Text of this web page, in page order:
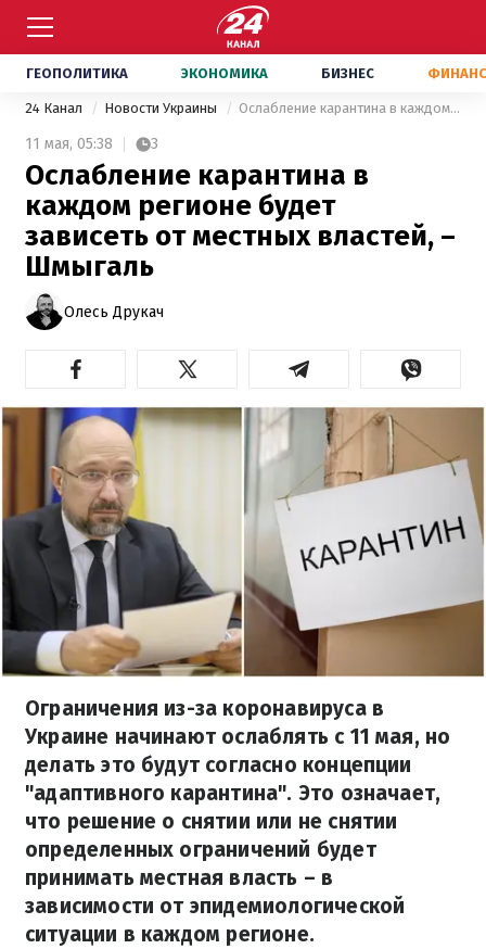
ГЕОПОЛИТИКА ЭКОНОМИКА БИЗНЕС
24 Канал Новости Украины Ослабление карантина в каждом регионе будет зависеть от местных властей, – Шмыгаль
11 мая, 05:38 3
Ослабление карантина в
каждом регионе будет
зависеть от местных властей, –
Шмыгаль
Олесь Друкач
Ограничения из-за коронавируса в
Украине начинают ослаблять с 11 мая, но
делать это будут согласно концепции
"адаптивного карантина". Это означает,
что решение о снятии или не снятии
определенных ограничений будет
принимать местная власть – в
зависимости от эпидемиологической
ситуации в каждом регионе.